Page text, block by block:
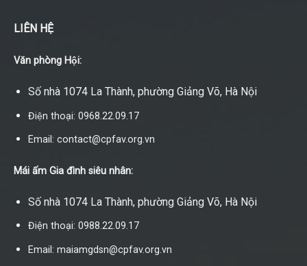
LIÊN HỆ
Văn phòng Hội:
Số nhà 1074 La Thành, phường Giảng Võ, Hà Nội
Điện thoại: 0968.22.09.17
Email: contact@cpfav.org.vn
Mái ấm Gia đình siêu nhân:
Số nhà 1074 La Thành, phường Giảng Võ, Hà Nội
Điện thoại: 0988.22.09.17
Email: maiamgdsn@cpfav.org.vn